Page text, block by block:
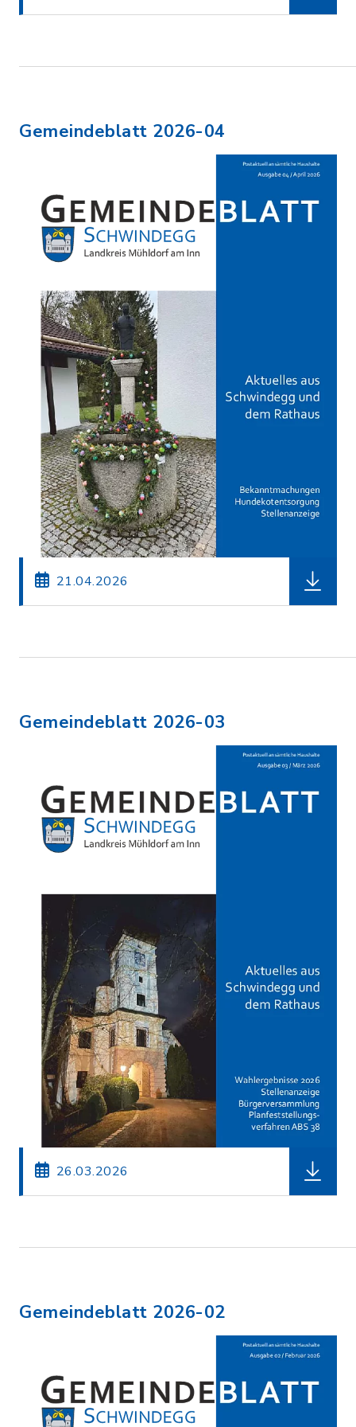
Gemeindeblatt 2026-04
21.04.2026
Gemeindeblatt 2026-03
26.03.2026
Gemeindeblatt 2026-02